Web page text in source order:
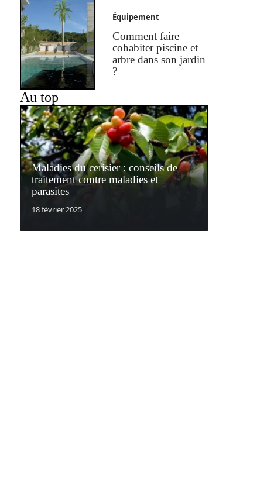
Équipement
Comment faire
cohabiter piscine et
arbre dans son jardin
?
Au top
Maladies du cerisier : conseils de
traitement contre maladies et
parasites
18 février 2025